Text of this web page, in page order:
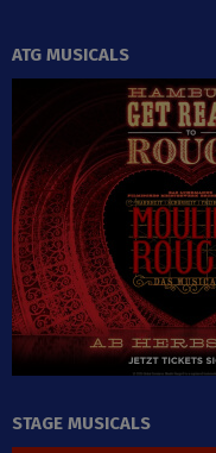
ATG MUSICALS
STAGE MUSICALS